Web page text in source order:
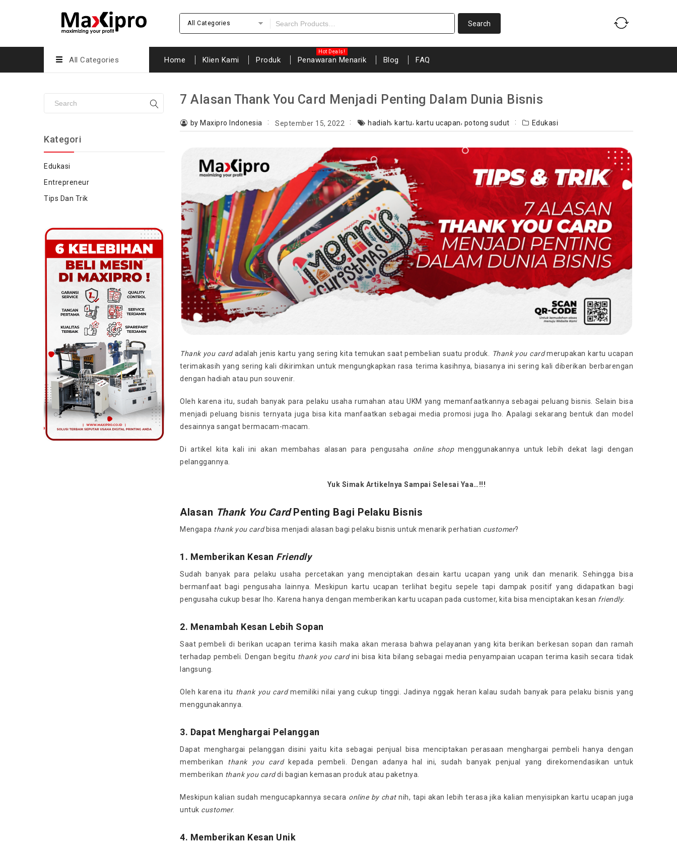
All Categories
All Categories Home Klien Kami Produk Penawaran Menarik Blog FAQ
7 Alasan Thank You Card Menjadi Penting Dalam Dunia Bisnis
by Maxipro Indonesia September 15, 2022 hadiah, kartu, kartu ucapan, potong sudut Edukasi
Thank you cardadalah jenis kartu yang sering kita temukan saat pembelian suatu produk. Thank you cardmerupakan kartu ucapan
terimakasih yang sering kali dikirimkan untuk mengungkapkan rasa terima kasihnya, biasanya ini sering kali diberikan berbarengan
dengan hadiah atau pun souvenir.
Oleh karena itu, sudah banyak para pelaku usaha rumahan atau UKM yang memanfaatkannya sebagai peluang bisnis. Selain bisa
menjadi peluang bisnis ternyata juga bisa kita manfaatkan sebagai media promosi juga lho. Apalagi sekarang bentuk dan model
desainnya sangat bermacam-macam.
Di artikel kita kali ini akan membahas alasan para pengusaha online shopmenggunakannya untuk lebih dekat lagi dengan
pelanggannya.
Yuk Simak Artikelnya Sampai Selesai Yaa…!!!
Alasan Thank You CardPenting Bagi Pelaku Bisnis
Mengapa thank you cardbisa menjadi alasan bagi pelaku bisnis untuk menarik perhatian customer?
1. Memberikan Kesan Friendly
Sudah banyak para pelaku usaha percetakan yang menciptakan desain kartu ucapan yang unik dan menarik. Sehingga bisa
bermanfaat bagi pengusaha lainnya. Meskipun kartu ucapan terlihat begitu sepele tapi dampak positif yang didapatkan bagi
pengusaha cukup besar lho. Karena hanya dengan memberikan kartu ucapan pada customer, kita bisa menciptakan kesan friendly.
2. Menambah Kesan Lebih Sopan
Saat pembeli di berikan ucapan terima kasih maka akan merasa bahwa pelayanan yang kita berikan berkesan sopan dan ramah
terhadap pembeli. Dengan begitu thank you cardini bisa kita bilang sebagai media penyampaian ucapan terima kasih secara tidak
langsung.
Oleh karena itu thank you cardmemiliki nilai yang cukup tinggi. Jadinya nggak heran kalau sudah banyak para pelaku bisnis yang
menggunakannya.
3. Dapat Menghargai Pelanggan
Dapat menghargai pelanggan disini yaitu kita sebagai penjual bisa menciptakan perasaan menghargai pembeli hanya dengan
memberikan thank you cardkepada pembeli. Dengan adanya hal ini, sudah banyak penjual yang direkomendasikan untuk
memberikan thank you carddi bagian kemasan produk atau paketnya.
Meskipun kalian sudah mengucapkannya secara online by chatnih, tapi akan lebih terasa jika kalian menyisipkan kartu ucapan juga
untuk customer.
4. Memberikan Kesan Unik
Kategori
Edukasi
Entrepreneur
Tips Dan Trik